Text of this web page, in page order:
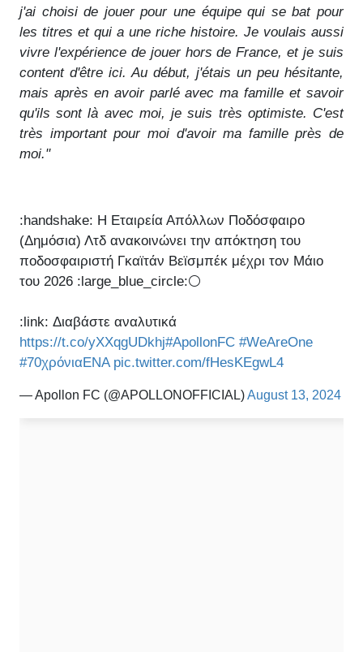
j'ai choisi de jouer pour une équipe qui se bat pour
les titres et qui a une riche histoire. Je voulais aussi
vivre l'expérience de jouer hors de France, et je suis
content d'être ici. Au début, j'étais un peu hésitante,
mais après en avoir parlé avec ma famille et savoir
qu'ils sont là avec moi, je suis très optimiste. C'est
très important pour moi d'avoir ma famille près de
moi."
:handshake: Η Εταιρεία Απόλλων Ποδόσφαιρο
(Δημόσια) Λτδ ανακοινώνει την απόκτηση του
ποδοσφαιριστή Γκαϊτάν Βεϊσμπέκ μέχρι τον Μάιο
του 2026 :large_blue_circle:⚪
:link: Διαβάστε αναλυτικά
https://t.co/yXXqgUDkhj#ApollonFC #WeAreOne
#70χρόνιαΕΝΑ pic.twitter.com/fHesKEgwL4
— Apollon FC (@APOLLONOFFICIAL)August 13, 2024